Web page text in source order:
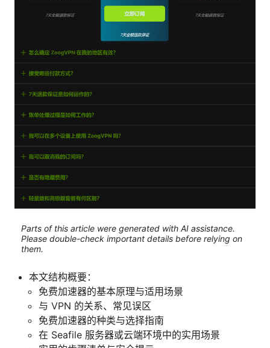
Parts of this article were generated with AI assistance.
Please double-check important details before relying on
them.
本文结构概要：
免费加速器的基本原理与适用场景
与 VPN 的关系、常见误区
免费加速器的种类与选择指南
在 Seafile 服务器或云端环境中的实用场景